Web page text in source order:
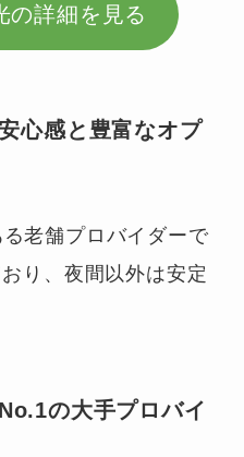
の詳細を見る
心感と豊富なオプ
老舗プロバイダーで
り、夜間以外は安定
の大手プロバイ